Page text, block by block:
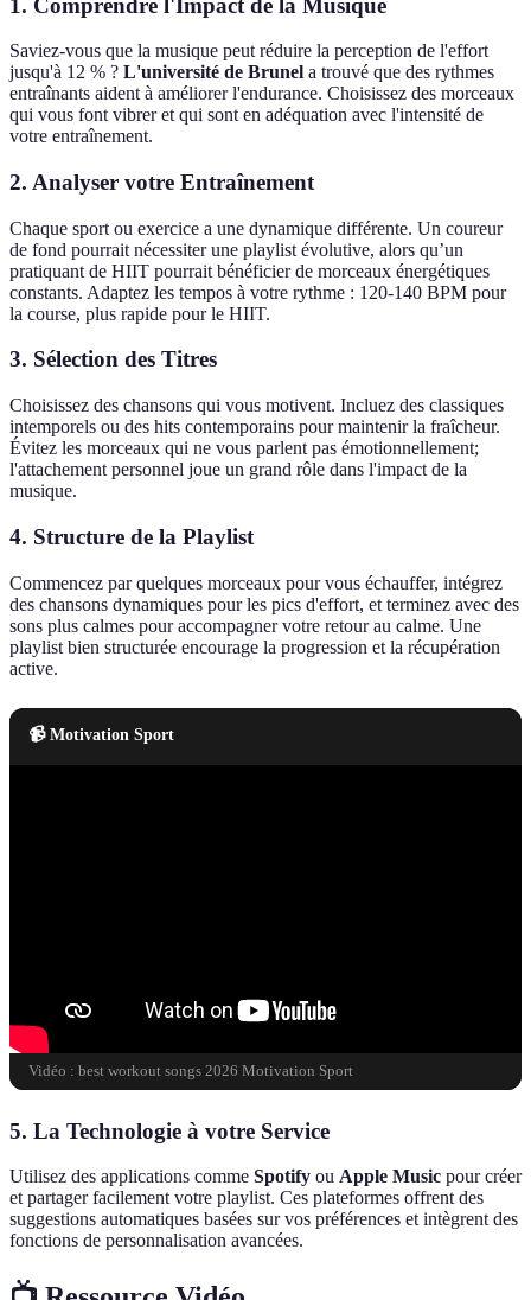
Saviez-vous que la musique peut réduire la perception de l'effort
jusqu'à 12 % ? L'université de Brunel a trouvé que des rythmes
entraînants aident à améliorer l'endurance. Choisissez des morceaux
qui vous font vibrer et qui sont en adéquation avec l'intensité de
votre entraînement.
2. Analyser votre Entraînement
Chaque sport ou exercice a une dynamique différente. Un coureur
de fond pourrait nécessiter une playlist évolutive, alors qu’un
pratiquant de HIIT pourrait bénéficier de morceaux énergétiques
constants. Adaptez les tempos à votre rythme : 120-140 BPM pour
la course, plus rapide pour le HIIT.
3. Sélection des Titres
Choisissez des chansons qui vous motivent. Incluez des classiques
intemporels ou des hits contemporains pour maintenir la fraîcheur.
Évitez les morceaux qui ne vous parlent pas émotionnellement;
l'attachement personnel joue un grand rôle dans l'impact de la
musique.
4. Structure de la Playlist
Commencez par quelques morceaux pour vous échauffer, intégrez
des chansons dynamiques pour les pics d'effort, et terminez avec des
sons plus calmes pour accompagner votre retour au calme. Une
playlist bien structurée encourage la progression et la récupération
active.
📹 Motivation Sport
Vidéo : best workout songs 2026 Motivation Sport
5. La Technologie à votre Service
Utilisez des applications comme Spotify ou Apple Music pour créer
et partager facilement votre playlist. Ces plateformes offrent des
suggestions automatiques basées sur vos préférences et intègrent des
fonctions de personnalisation avancées.